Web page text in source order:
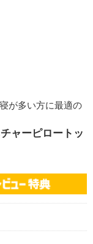
が多い方に最適の
ャーピロートッ